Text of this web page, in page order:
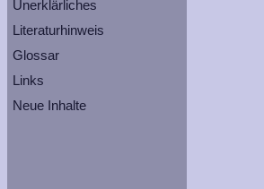
Unerklärliches
Literaturhinweis
Glossar
Links
Neue Inhalte